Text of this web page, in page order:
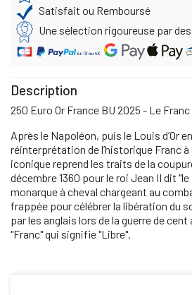
Satisfait ou Remboursé
Une sélection rigoureuse par
Description
250 Euro Or France BU 2025 - Le Franc
Après le Napoléon, puis le Louis d’Or
réinterprétation de l’historique Franc
iconique reprend les traits de la
décembre 1360 pour le roi Jean II dit
monarque à cheval chargeant au
frappée pour célébrer la libération du
par les anglais lors de la guerre de cent
"Franc" qui signifie "Libre".